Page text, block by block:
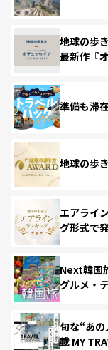
地球の歩
最新作『
準備も滞
地球の歩
エアライ
グ形式で
Next韓国
グルメ・
旬な“あ
載 MY